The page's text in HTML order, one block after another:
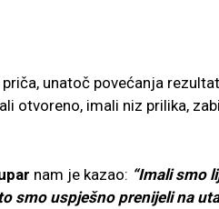
unatoč povećanja
otvoreno, imali niz prilika,
nam je kazao: “Imali smo
smo uspješno prenijeli na